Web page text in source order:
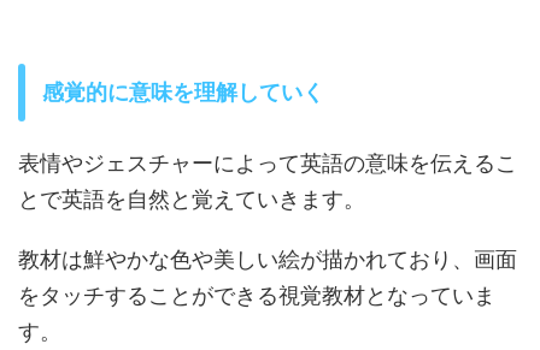
感覚的に意味を理解していく
表情やジェスチャーによって英語の意味を伝えるこ
とで英語を自然と覚えていきます。
教材は鮮やかな色や美しい絵が描かれており、画面
をタッチすることができる視覚教材となっていま
す。